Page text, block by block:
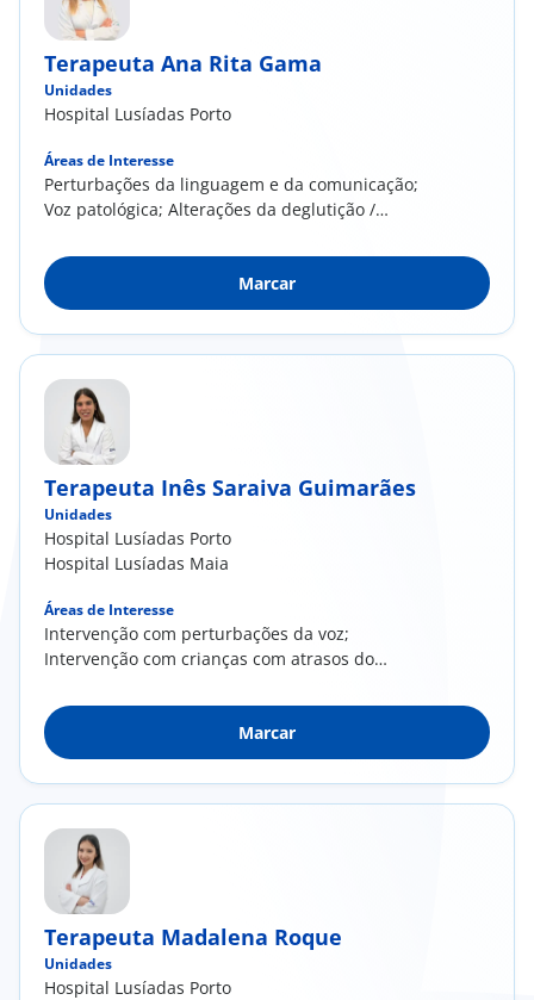
Terapeuta Ana Rita Gama
Unidades
Hospital Lusíadas Porto
Áreas de Interesse
Perturbações da linguagem e da comunicação;
Voz patológica; Alterações da deglutição /
Reabilitação da motricidade orofacial
Marcar
Terapeuta Inês Saraiva Guimarães
Unidades
Hospital Lusíadas Porto
Hospital Lusíadas Maia
Áreas de Interesse
Intervenção com perturbações da voz;
Intervenção com crianças com atrasos do
da linguagem; Perturbações dos sons da fala e
da motricidade orofacial Marcar
Terapeuta Madalena Roque
Unidades
Hospital Lusíadas Porto